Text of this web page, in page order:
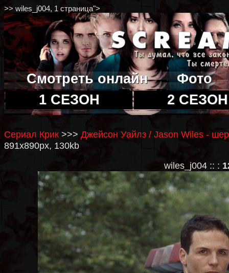
>> wiles_j004, 1 страница">
Смотреть онлайн
Фото
1 СЕЗОН
2 СЕЗОН
Сериал Крик >>> Джейсон Уайлз / Jason Wiles -
891x890px, 130kb
wiles_j004 :: :